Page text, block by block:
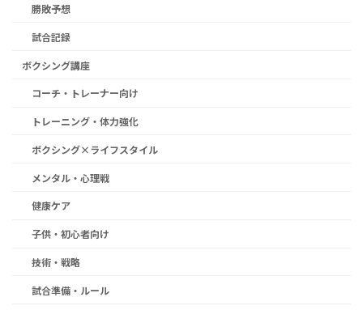
勝敗予想
試合記録
ボクシング講座
コーチ・トレーナー向け
トレーニング・体力強化
ボクシング×ライフスタイル
メンタル・心理戦
健康ケア
子供・初心者向け
技術・戦略
試合準備・ルール